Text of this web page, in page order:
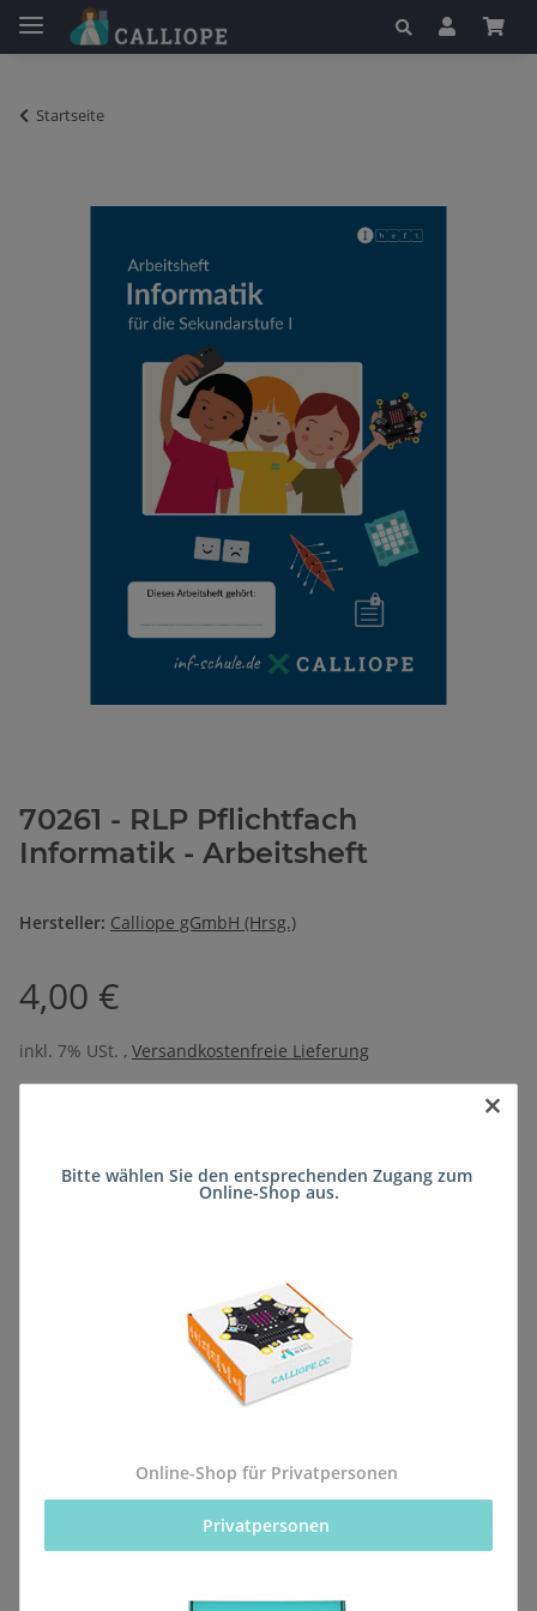
Startseite
70261 - RLP Pflichtfach
Informatik - Arbeitsheft
Hersteller: Calliope gGmbH (Hrsg.)
4,00 €
inkl. 7% USt. , Versandkostenfreie Lieferung
Lieferzeit:ca. 5 Wochen(DE - kein
Beschreibung
Alle Bestellungen für dieses Produkt werden direkt an
die Schule (Integrierte Gesamtschule Maifeld in Polch)
×
Bitte wählen Sie den entsprechenden Zugang zum
Online-Shop aus.
Online-Shop für Privatpersonen
Privatpersonen